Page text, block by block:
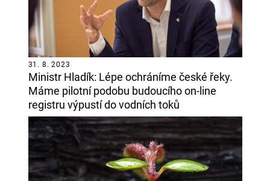
Ministr Hladík: Lépe ochráníme české řeky.
Máme pilotní podobu budoucího on-line
registru výpustí do vodních toků
31. 8. 2023